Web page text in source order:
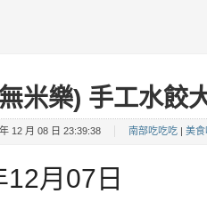
米樂) 手工水餃
12 月 08 日 23:39:38 南部吃吃吃 美食
月07日